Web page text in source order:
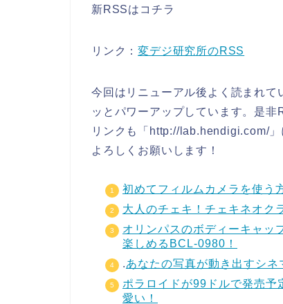
新RSSはコチラ
リンク：変デジ研究所のRSS
今回はリニューアル後よく読まれ
ッとパワーアップしています。是
リンクも「http://lab.hendigi.com/」
よろしくお願いします！
初めてフィルムカメラを使う
大人のチェキ！チェキネオク
オリンパスのボディーキャッ
楽しめるBCL-0980！
.あなたの写真が動き出すシ
ポラロイドが99ドルで発売
愛い！